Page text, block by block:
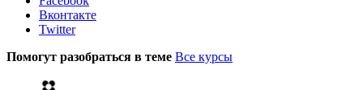
Вконтакте
Twitter
Помогут разобраться в теме Все курсы